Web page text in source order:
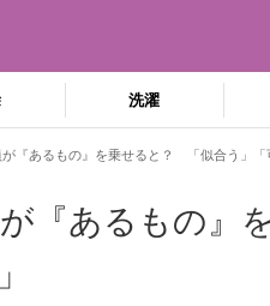
洗濯
『あるもの』を乗せると？ 「似合う」「
『あるもの』